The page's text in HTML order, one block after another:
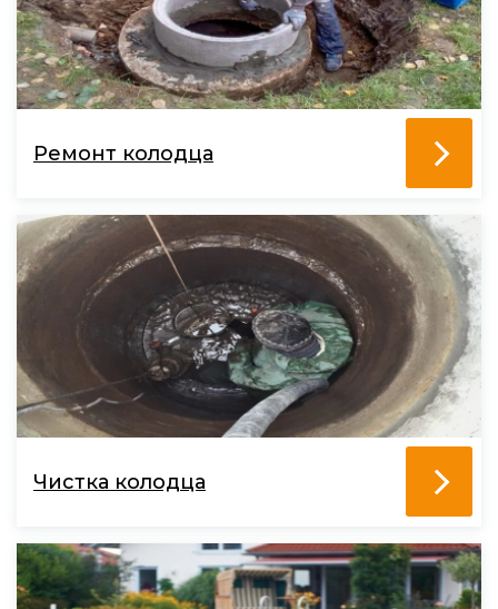
Ремонт колодца
Чистка колодца